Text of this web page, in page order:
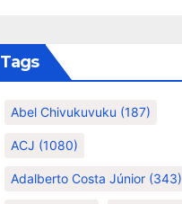
Tags
Abel Chivukuvuku (187)
ACJ (1080)
Adalberto Costa Júnior (343)